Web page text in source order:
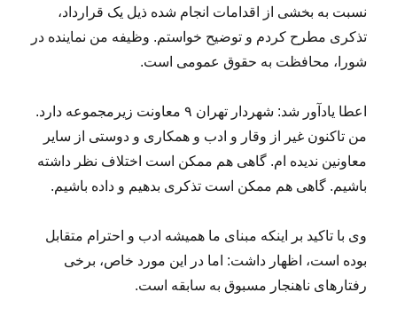
نسبت به بخشی از اقدامات انجام شده ذیل یک قرارداد،
تذکری مطرح کردم و توضیح خواستم. وظیفه من نماینده در
شورا، محافظت به حقوق عمومی است.
اعطا یادآور شد: شهردار تهران ٩ معاونت زیرمجموعه دارد.
من تاکنون غیر از وقار و ادب و همکاری و دوستی از سایر
معاونین ندیده ام. گاهی هم ممکن است اختلاف نظر داشته
باشیم. گاهی هم ممکن است تذکری بدهیم و داده باشیم.
وی با تاکید بر اینکه مبنای ما همیشه ادب و احترام متقابل
بوده است، اظهار داشت: اما در این مورد خاص، برخی
رفتارهای ناهنجار مسبوق به سابقه است.